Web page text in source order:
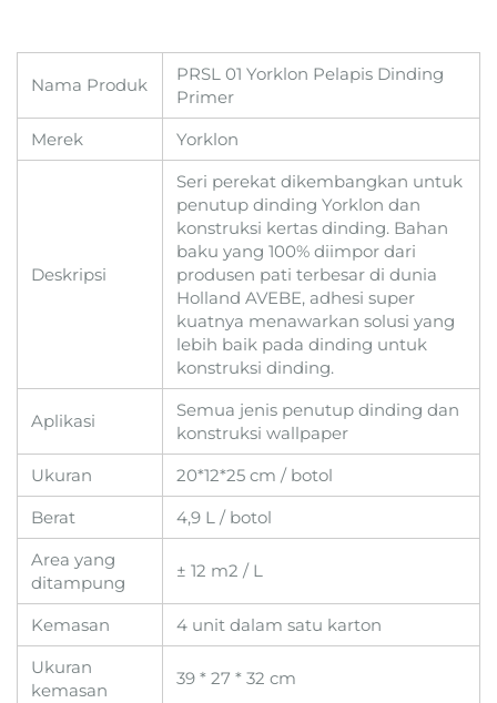
Nama Produk
PRSL 01 Yorklon Pelapis Dinding
Primer
Merek
Yorklon
Deskripsi
Seri perekat dikembangkan untuk
penutup dinding Yorklon dan
konstruksi kertas dinding. Bahan
baku yang 100% diimpor dari
produsen pati terbesar di dunia
Holland AVEBE, adhesi super
kuatnya menawarkan solusi yang
lebih baik pada dinding untuk
konstruksi dinding.
Aplikasi
Semua jenis penutup dinding dan
konstruksi wallpaper
Ukuran
20*12*25 cm / botol
Berat
4,9 L / botol
Area yang
ditampung
± 12 m2 / L
Kemasan
4 unit dalam satu karton
Ukuran
kemasan
39 * 27 * 32 cm